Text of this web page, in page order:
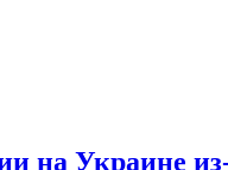
на Украине